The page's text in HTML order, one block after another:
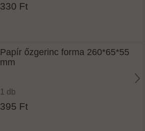
330 Ft
Papír őzgerinc forma 260*65*55
mm
1 db
395 Ft